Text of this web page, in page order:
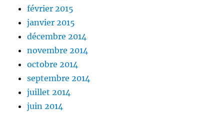
février 2015
janvier 2015
décembre 2014
novembre 2014
octobre 2014
septembre 2014
juillet 2014
juin 2014